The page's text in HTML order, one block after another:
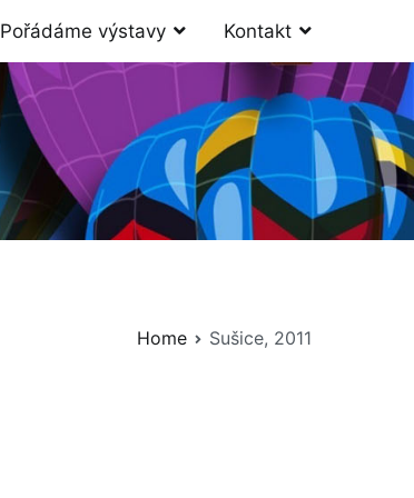
Pořádáme výstavy Kontakt
Home Sušice, 2011